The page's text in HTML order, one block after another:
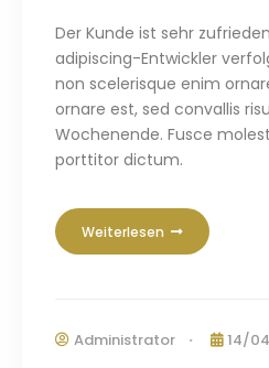
Der Kunde ist sehr
adipiscing-Entwickler
non scelerisque enim
ornare est, sed convallis
Wochenende. Fusce
porttitor dictum.
Weiterlesen
Administrator 14/